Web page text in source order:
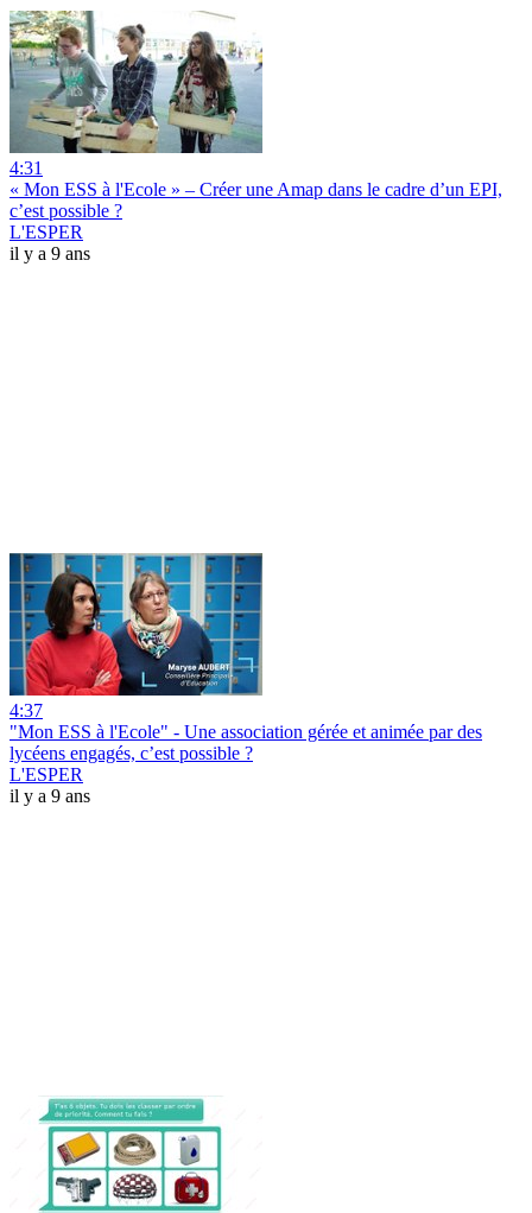
4:31
« Mon ESS à l'Ecole » – Créer une Amap dans le cadre d’un EPI,
c’est possible ?
L'ESPER
il y a 9 ans
4:37
"Mon ESS à l'Ecole" - Une association gérée et animée par des
lycéens engagés, c’est possible ?
L'ESPER
il y a 9 ans